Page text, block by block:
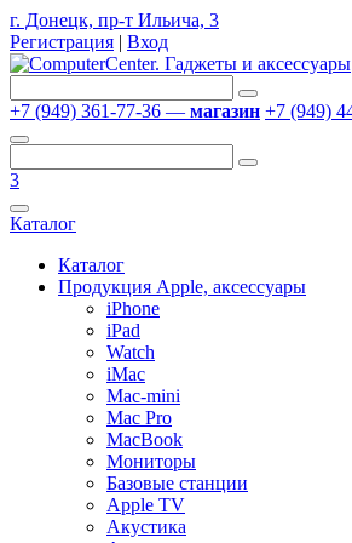
г. Донецк, пр-т Ильича, 3
Регистрация | Вход
+7 (949) 361-77-36 — магазин +7 (949)
3
Каталог
Каталог
Продукция Apple, аксессуары
iPhone
iPad
Watch
iMac
Mac-mini
Mac Pro
MacBook
Мониторы
Базовые станции
Apple TV
Акустика